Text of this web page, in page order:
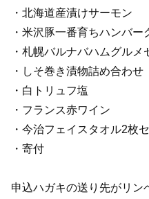
・北海道産漬けサーモン
・米沢豚一番育ちハンバー
・札幌バルナバハムグルメ
・しそ巻き漬物詰め合わせ
・白トリュフ塩
・フランス赤ワイン
・今治フェイスタオル2枚
・寄付
申込ハガキの送り先がリン